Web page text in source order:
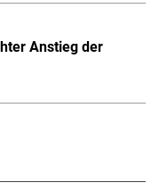
Anstieg der